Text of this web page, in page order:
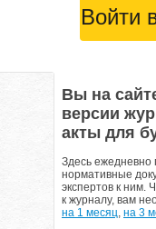
Арбитражные суды
Верховный Суд
Гострудинспекция в г.
Конституционный Суд
Вы на
версии
акты для
Здесь ежедневно
нормативные
экспертов к ним.
к журналу, вам
на 1 месяц, на 3